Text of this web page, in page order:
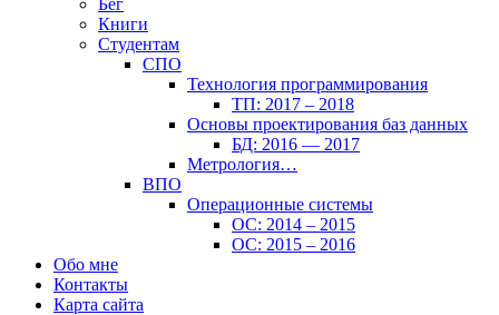
Книги
Студентам
СПО
Технология программирования
ТП: 2017 – 2018
Основы проектирования баз данных
БД: 2016 — 2017
Метрология…
ВПО
Операционные системы
ОС: 2014 – 2015
ОС: 2015 – 2016
Обо мне
Контакты
Карта сайта